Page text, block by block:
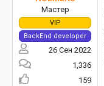
Мастер
VIP
BackEnd developer
26 Сен 2022
1,336
159